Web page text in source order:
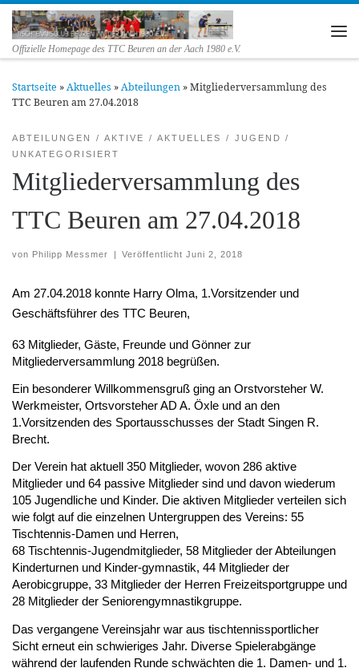
Zum Inhalt springen
Offizielle Homepage des TTC Beuren an der Aach 1980 e.V.
Startseite »Aktuelles »Abteilungen »Mitgliederversammlung des
TTC Beuren am 27.04.2018
ABTEILUNGEN AKTIVE AKTUELLES
JUGEND
UNKATEGORISIERT
Mitgliederversammlung des
TTC Beuren am 27.04.2018
von Philipp Messmer | VeröffentlichtJuni 2, 2018
Am 27.04.2018 konnte Harry Olma, 1.Vorsitzender und
Geschäftsführer des TTC Beuren,
63 Mitglieder, Gäste, Freunde und Gönner zur
Mitgliederversammlung 2018 begrüßen.
Ein besonderer Willkommensgruß ging an Orstvorsteher W.
Werkmeister, Ortsvorsteher AD A. Öxle und an den
1.Vorsitzenden des Sportausschusses der Stadt Singen R.
Brecht.
Der Verein hat aktuell 350 Mitglieder, wovon 286 aktive
Mitglieder und 64 passive Mitglieder sind und davon wiederum
105 Jugendliche und Kinder. Die aktiven Mitglieder verteilen sich
wie folgt auf die einzelnen Untergruppen des Vereins: 55
Tischtennis-Damen und Herren,
68 Tischtennis-Jugendmitglieder, 58 Mitglieder der Abteilungen
Kinderturnen und Kinder-gymnastik, 44 Mitglieder der
Aerobicgruppe, 33 Mitglieder der Herren Freizeitsportgruppe und
28 Mitglieder der Seniorengymnastikgruppe.
Das vergangene Vereinsjahr war aus tischtennissportlicher
Sicht erneut ein schwieriges Jahr. Diverse Spielerabgänge
während der laufenden Runde schwächten die 1. Damen- und 1.